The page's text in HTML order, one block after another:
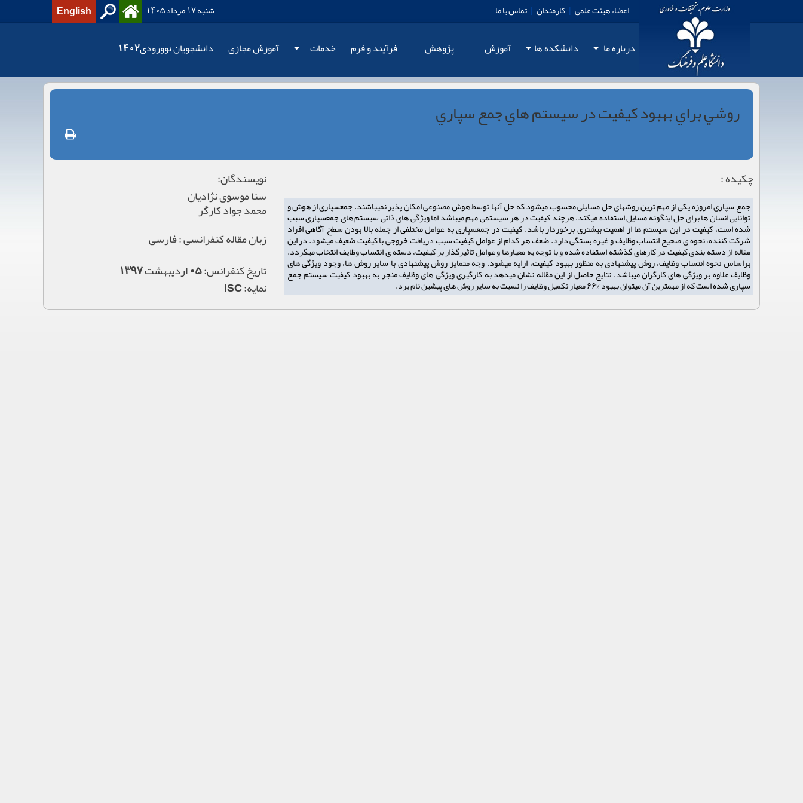
اعضاء هیئت علمی | کارمندان | تماس با ما English شنبه 17 مرداد 1405
درباره ما دانشكده‏‏ ها آموزش پژوهش فرآيند و فرم خدمات آموزش مجازی دانشجویان نوورودی1402
روشي براي بهبود کيفيت در سيستم هاي جمع سپاري
چکیده :
جمع سپاری امروزه یکی از مهم ترین روشهای حل مسایلی محسوب میشود که حل آنها توسط هوش مصنوعی امکان پذیر نمیباشند. جمعسپاری از هوش و
توانایی انسان ها برای حل اینگونه مسایل استفاده میکند. هرچند کیفیت در هر سیستمی مهم میباشد اما ویژگی های ذاتی سیستم های جمعسپاری سبب
شده است، کیفیت در این سیستم ها از اهمیت بیشتری برخوردار باشد. کیفیت در جمعسپاری به عوامل مختلفی از جمله بالا بودن سطح آگاهی افراد
شرکت کننده، نحوه ی صحیح انتساب وظایف و غیره بستگی دارد. ضعف هر کدام از عوامل کیفیت سبب دریافت خروجی با کیفیت ضعیف میشود. در این
مقاله از دسته بندی کیفیت در کارهای گذشته استفاده شده و با توجه به معیارها و عوامل تاثیرگذار بر کیفیت، دسته ی انتساب وظایف انتخاب میگردد.
براساس نحوه انتساب وظایف، روش پیشنهادی به منظور بهبود کیفیت، ارایه میشود. وجه متمایز روش پیشنهادی با سایر روش ها، وجود ویژگی های
وظایف علاوه بر ویژگی های کارگران میباشد. نتایج حاصل از این مقاله نشان میدهد به کارگیری ویژگی های وظایف منجر به بهبود کیفیت سیستم جمع
سپاری شده است که از مهمترین آن میتوان بهبود %66 معیار تکمیل وظایف را نسبت به سایر روش های پیشین نام برد.
نویسندگان:
سنا موسوی نژادیان
محمد جواد کارگر
زبان مقاله کنفرانسی : فارسی
تاریخ کنفرانس: 05 اردیبهشت 1397
نمایه: ISC